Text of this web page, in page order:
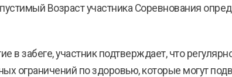
Возраст участника Соревнования
в забеге, участник подтверждает, что
ограничений по здоровью, которые могут